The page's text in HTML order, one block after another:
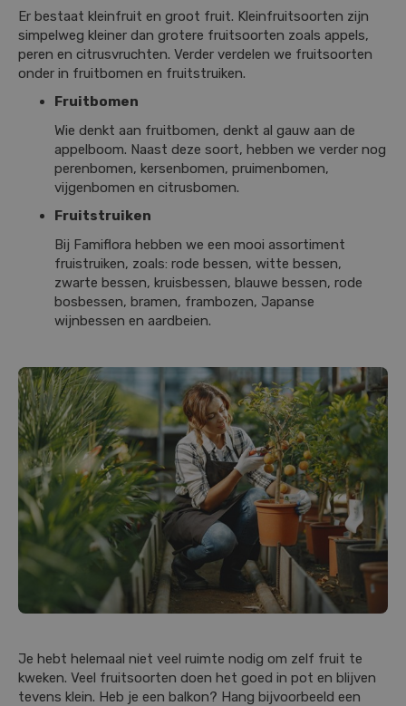
Er bestaat kleinfruit en groot fruit. Kleinfruitsoorten zijn
simpelweg kleiner dan grotere fruitsoorten zoals appels,
peren en citrusvruchten. Verder verdelen we fruitsoorten
onder in fruitbomen en fruitstruiken.
Fruitbomen
Wie denkt aan fruitbomen, denkt al gauw aan de
appelboom. Naast deze soort, hebben we verder nog
perenbomen, kersenbomen, pruimenbomen,
vijgenbomen en citrusbomen.
Fruitstruiken
Bij Famiflora hebben we een mooi assortiment
fruistruiken, zoals: rode bessen, witte bessen,
zwarte bessen, kruisbessen, blauwe bessen, rode
bosbessen, bramen, frambozen, Japanse
wijnbessen en aardbeien.
Je hebt helemaal niet veel ruimte nodig om zelf fruit te
kweken. Veel fruitsoorten doen het goed in pot en blijven
tevens klein. Heb je een balkon? Hang bijvoorbeeld een